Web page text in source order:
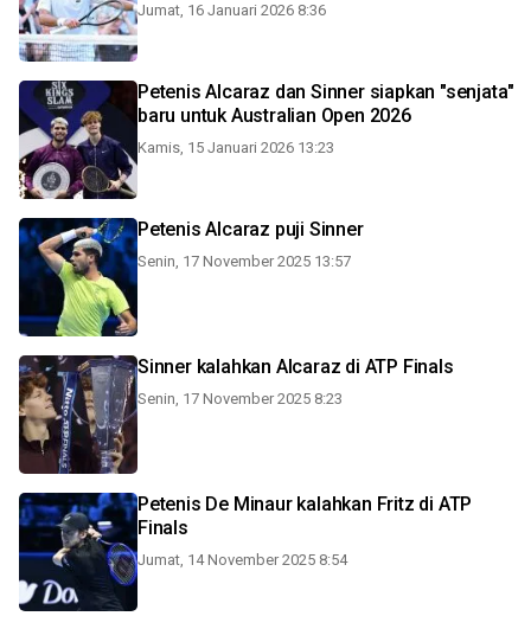
Jumat, 16 Januari 2026 8:36
Petenis Alcaraz dan Sinner siapkan "senjata"
baru untuk Australian Open 2026
Kamis, 15 Januari 2026 13:23
Petenis Alcaraz puji Sinner
Senin, 17 November 2025 13:57
Sinner kalahkan Alcaraz di ATP Finals
Senin, 17 November 2025 8:23
Petenis De Minaur kalahkan Fritz di ATP
Finals
Jumat, 14 November 2025 8:54